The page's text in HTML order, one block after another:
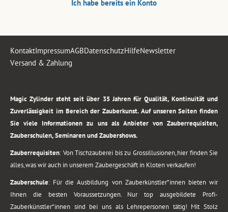
Ich habe bereits ein Konto
KontaktImpressumAGBDatenschutzHilfeNewsletter
Versand & Zahlung
Magic Zylinder steht seit über 35 Jahren für Qualität, Kontinuität und
Zuverlässigkeit im Bereich der Zauberkunst. Auf unseren Seiten finden
Sie viele Informationen zu uns als Anbieter von Zauberrequisiten,
Zauberschulen, Seminaren und Zaubershows.
Zauberrequisiten: Von Tischzauberei bis zu Grossillusionen, hier finden Sie
alles, was wir auch in unserem Zaubergeschäft in Kloten verkaufen!
Zauberschule: Für die Ausbildung von Zauberkünstler*innen bieten wir
Ihnen die besten Voraussetzungen. Nur top ausgebildete Profi-
Zauberkünstler*innen sind bei uns als Lehrepersonen tätig! Mit Stolz